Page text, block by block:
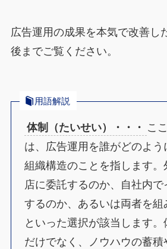
広告運用の成果を本気で改善し
後までご覧ください。
用語解説
体制（たいせい）・・・ こ
は、広告運用を誰がどのよう
組織構造のことを指します。
店に委託するのか、自社内で
するのか、あるいは両者を
といった選択が該当します
だけでなく、ノウハウの蓄